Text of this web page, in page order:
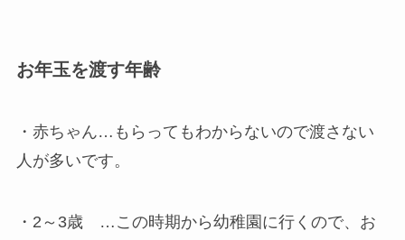
お年玉を渡す年齢
・赤ちゃん…もらってもわからないので渡さない
人が多いです。
・2～3歳 …この時期から幼稚園に行くので、お